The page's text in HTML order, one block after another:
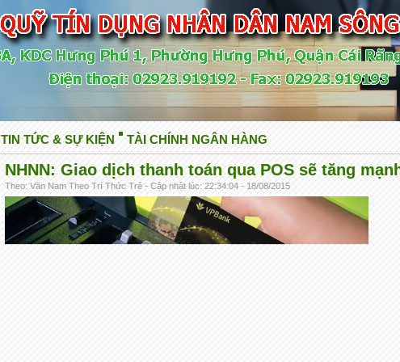
TIN TỨC & SỰ KIỆN TÀI CHÍNH NGÂN HÀNG
NHNN: Giao dịch thanh toán qua POS sẽ tăng
Theo: Văn Nam Theo Trí Thức Trẻ - Cập nhật lúc: 22:34:04 - 18/08/2015